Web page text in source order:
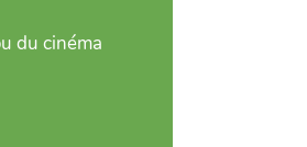
du cinéma